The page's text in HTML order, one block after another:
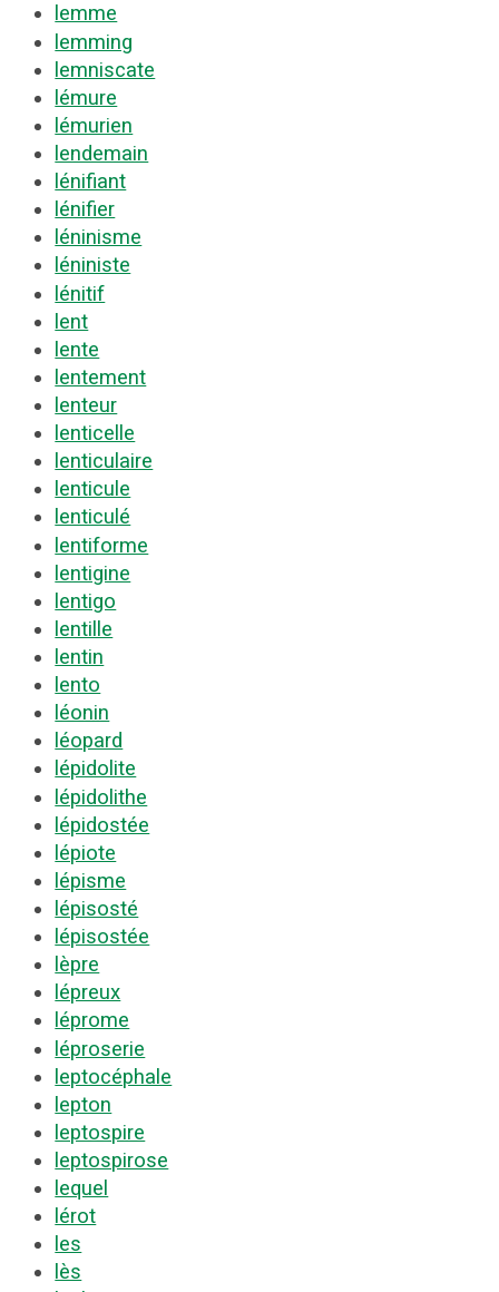
lemme
lemming
lemniscate
lémure
lémurien
lendemain
lénifiant
lénifier
léninisme
léniniste
lénitif
lent
lente
lentement
lenteur
lenticelle
lenticulaire
lenticule
lenticulé
lentiforme
lentigine
lentigo
lentille
lentin
lento
léonin
léopard
lépidolite
lépidolithe
lépidostée
lépiote
lépisme
lépisosté
lépisostée
lèpre
lépreux
léprome
léproserie
leptocéphale
lepton
leptospire
leptospirose
lequel
lérot
les
lès